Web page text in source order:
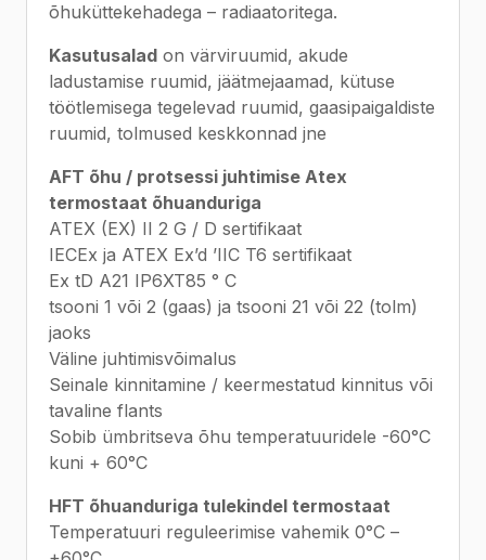
õhuküttekehadega – radiaatoritega.
Kasutusalad on värviruumid, akude
ladustamise ruumid, jäätmejaamad, kütuse
töötlemisega tegelevad ruumid, gaasipaigaldiste
ruumid, tolmused keskkonnad jne
AFT õhu / protsessi juhtimise Atex
termostaat õhuanduriga
ATEX (EX) II 2 G / D sertifikaat
IECEx ja ATEX Ex’d ’IIC T6 sertifikaat
Ex tD A21 IP6XT85 ° C
tsooni 1 või 2 (gaas) ja tsooni 21 või 22 (tolm)
jaoks
Väline juhtimisvõimalus
Seinale kinnitamine / keermestatud kinnitus või
tavaline flants
Sobib ümbritseva õhu temperatuuridele -60°C
kuni + 60°C
HFT õhuanduriga tulekindel termostaat
Temperatuuri reguleerimise vahemik 0°C –